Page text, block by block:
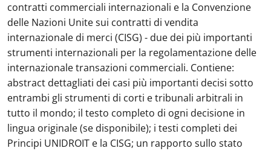
contratti commerciali internazionali e la Convenzione
delle Nazioni Unite sui contratti di vendita
internazionale di merci (CISG) - due dei più importanti
strumenti internazionali per la regolamentazione delle
internazionale transazioni commerciali. Contiene:
abstract dettagliati dei casi più importanti decisi sotto
entrambi gli strumenti di corti e tribunali arbitrali in
tutto il mondo; il testo completo di ogni decisione in
lingua originale (se disponibile); i testi completi dei
Principi UNIDROIT e la CISG; un rapporto sullo stato